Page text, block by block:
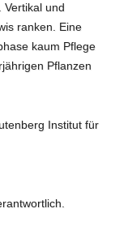
Vertikal und
ranken. Eine
kaum Pflege
Pflanzen
Institut für